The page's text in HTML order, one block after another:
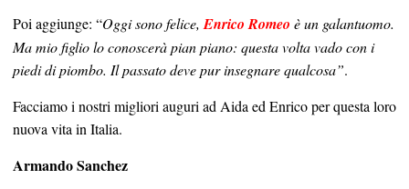
Poi aggiunge: “Oggi sono felice, Enrico Romeo è un galantuomo.
Ma mio figlio lo conoscerà pian piano: questa volta vado con i
piedi di piombo. Il passato deve pur insegnare qualcosa”.
Facciamo i nostri migliori auguri ad Aida ed Enrico per questa loro
nuova vita in Italia.
Armando Sanchez